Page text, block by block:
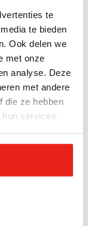
te
te bieden
Ook delen we
met onze
analyse. Deze
met andere
die ze hebben
services.
wassen.
en slechte
dan vijf
ze niet of
meisjes is dit
omdat zij
om
oud over het